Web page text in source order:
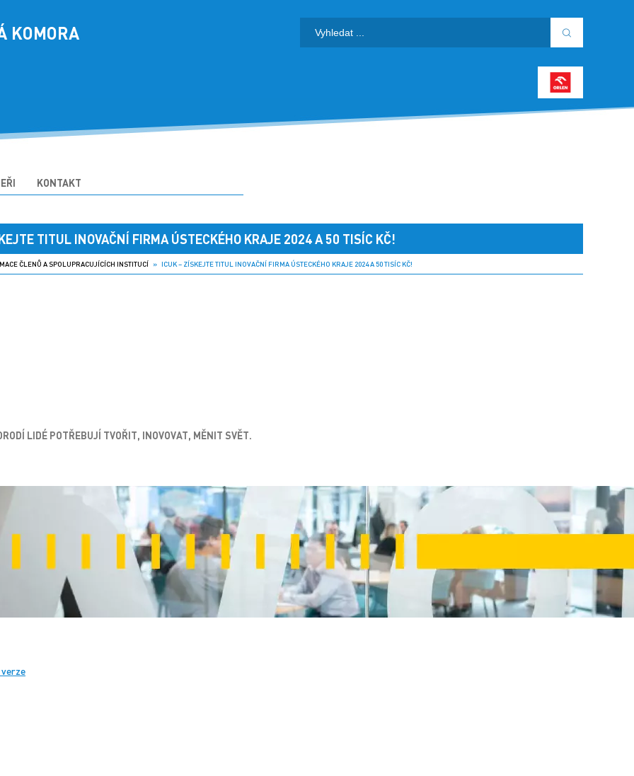
KOMORA
KONTAKT
TITUL INOVAČNÍ FIRMA ÚSTECKÉHO KRAJE 2024 A 50 TISÍC KČ!
ČLENŮ A SPOLUPRACUJÍCÍCH INSTITUCÍ » ICUK – ZÍSKEJTE TITUL INOVAČNÍ FIRMA ÚSTECKÉHO KRAJE 2024 A 50 TISÍC KČ!
LIDÉ POTŘEBUJÍ TVOŘIT, INOVOVAT, MĚNIT SVĚT.
verze